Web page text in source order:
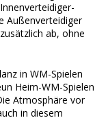
Außenverteidiger
ab, ohne
in WM-Spielen
Heim-WM-Spielen
Atmosphäre vor
in diesem